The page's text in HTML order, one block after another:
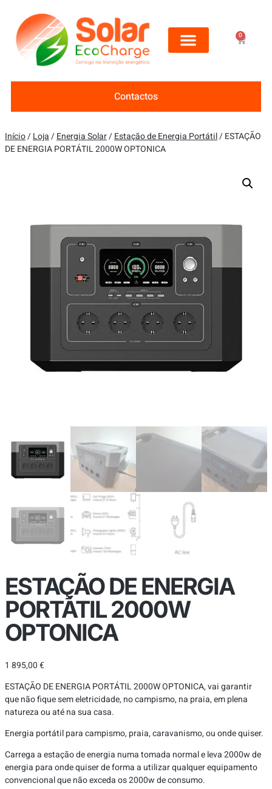
0
Contactos
Início/Loja/Energia Solar/Estação de Energia Portátil/ ESTAÇÃO
DE ENERGIA PORTÁTIL 2000W OPTONICA
ESTAÇÃO DE ENERGIA
PORTÁTIL 2000W
OPTONICA
1 895,00€
ESTAÇÃO DE ENERGIA PORTÁTIL 2000W OPTONICA, vai garantir
que não fique sem eletricidade, no campismo, na praia, em plena
natureza ou até na sua casa.
Energia portátil para campismo, praia, caravanismo, ou onde quiser.
Carrega a estação de energia numa tomada normal e leva 2000w de
energia para onde quiser de forma a utilizar qualquer equipamento
convencional que não exceda os 2000w de consumo.